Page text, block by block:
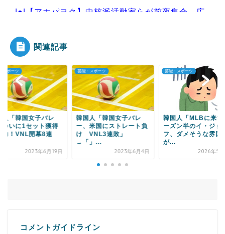
|●|【アホパヨク】中核派活動家らが前夜集会、広
Powered by livedoor 相互RSS
関連記事
スポーツ
人「韓国女子バレ
ついに1セット獲得
功！VNL開幕8連
2023年6月19日
芸能・スポーツ
韓国人「韓国女子バレ
ー、米国にストレート負
け VNL3連敗」
→「」...
2023年6月4日
芸能・スポーツ
韓国人「MLBに来て
ーズン半のイ・ジョ
フ、ダメそうな雰囲
が...
2026年5
コメントガイドライン